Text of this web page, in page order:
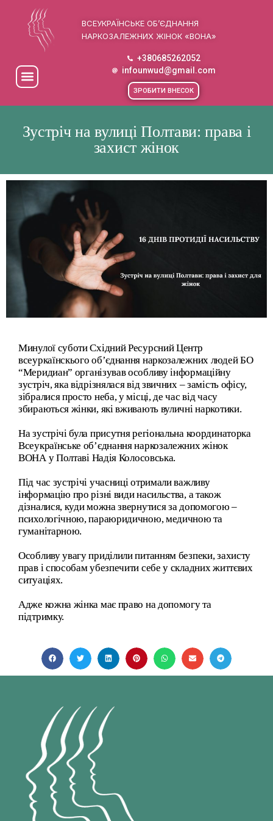
ВСЕУКРАЇНСЬКЕ ОБ’ЄДНАННЯ
НАРКОЗАЛЕЖНИХ ЖІНОК «ВОНА»
+380685262052
infounwud@gmail.com
ЗРОБИТИ ВНЕСОК
Зустріч на вулиці Полтави: права і
захист жінок
Минулої суботи Східний Ресурсний Центр
всеуркаїнскього об’єднання наркозалежних людейБО
“Меридиан” організував особливу інформаційну
зустріч, яка відрізнялася від звичних – замість офісу,
зібралися просто неба, у місці, де час від часу
збираються жінки, які вживають вуличні наркотики.
На зустрічі була присутня регіональна координаторка
Всеукраїнське об’єднання наркозалежних жінок
ВОНА у Полтаві Надія Колосовська.
Під час зустрічі учасниці отримали важливу
інформацію про різні види насильства, а також
дізналися, куди можна звернутися за допомогою –
психологічною, параюридичною, медичною та
гуманітарною.
Особливу увагу приділили питанням безпеки, захисту
прав і способам убезпечити себе у складних життєвих
ситуаціях.
Адже кожна жінка має право на допомогу та
підтримку.